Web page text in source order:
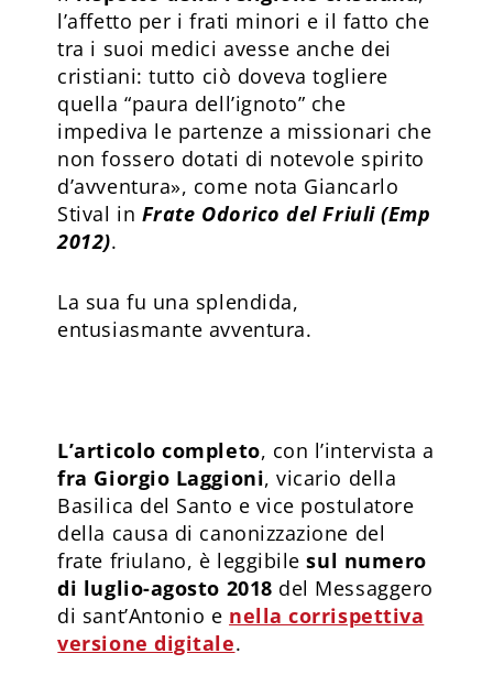
l’affetto per i frati minori e il fatto che
tra i suoi medici avesse anche dei
cristiani: tutto ciò doveva togliere
quella “paura dell’ignoto” che
impediva le partenze a missionari che
non fossero dotati di notevole spirito
d’avventura», come nota Giancarlo
Stival in Frate Odorico del Friuli (Emp
2012).
La sua fu una splendida,
entusiasmante avventura.
L’articolo completo, con l’intervista a
fra Giorgio Laggioni, vicario della
Basilica del Santo e vice postulatore
della causa di canonizzazione del
frate friulano, è leggibilesul numero
di luglio-agosto 2018 del Messaggero
di sant’Antonio e nella corrispettiva
versione digitale.